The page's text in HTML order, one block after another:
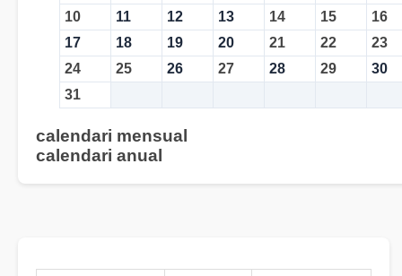
10
11 12 13 14 15
16
17
18 19 20 21 22
23
24
25 26 27 28 29
30
31
calendari mensual
calendari anual